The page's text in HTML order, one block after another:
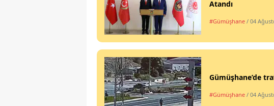
Atandı
#Gümüşhane / 04
Gümüşhane’de
#Gümüşhane / 04